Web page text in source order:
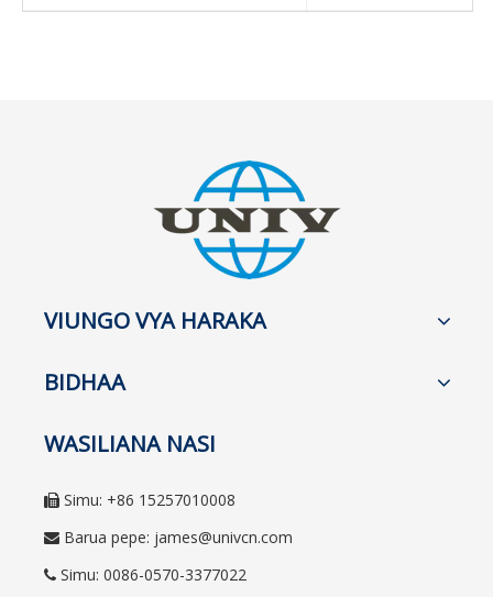
VIUNGO VYA HARAKA
BIDHAA
WASILIANA NASI
 Simu: +86 15257010008
 Barua pepe: james@univcn.com
 Simu: 0086-0570-3377022